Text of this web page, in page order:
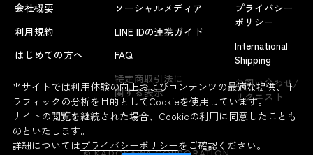
よくあるお問い合わせ
会社概要
利用規約
はじめての方へ
ソーシャルメディア
LINE IDの連携ガイド
FAQ
特定商取引法に
関する表示
プライバシー
ポリシー
International
Shipping
お問い合わせ/
リクエスト
当サイトでは利用体験の向上およびコンテンツの最適な提供、ト
ラフィックの分析を目的としてCookieを使用しています。
サイトの閲覧を継続された場合、Cookieの利用に同意したことも
のといたします。
詳細についてはプライバシーポリシーをご確認ください。